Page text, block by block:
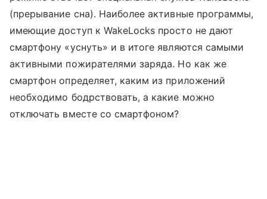
(прерывание сна). Наиболее активные программы,
имеющие доступ к WakeLocks просто не дают
смартфону «уснуть» и в итоге являются самыми
активными пожирателями заряда. Но как же
смартфон определяет, каким из приложений
необходимо бодрствовать, а какие можно
отключать вместе со смартфоном?